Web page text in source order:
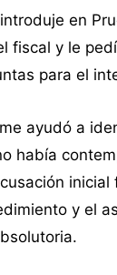
en
fiscal y le
para el
ayudó a
había
y el